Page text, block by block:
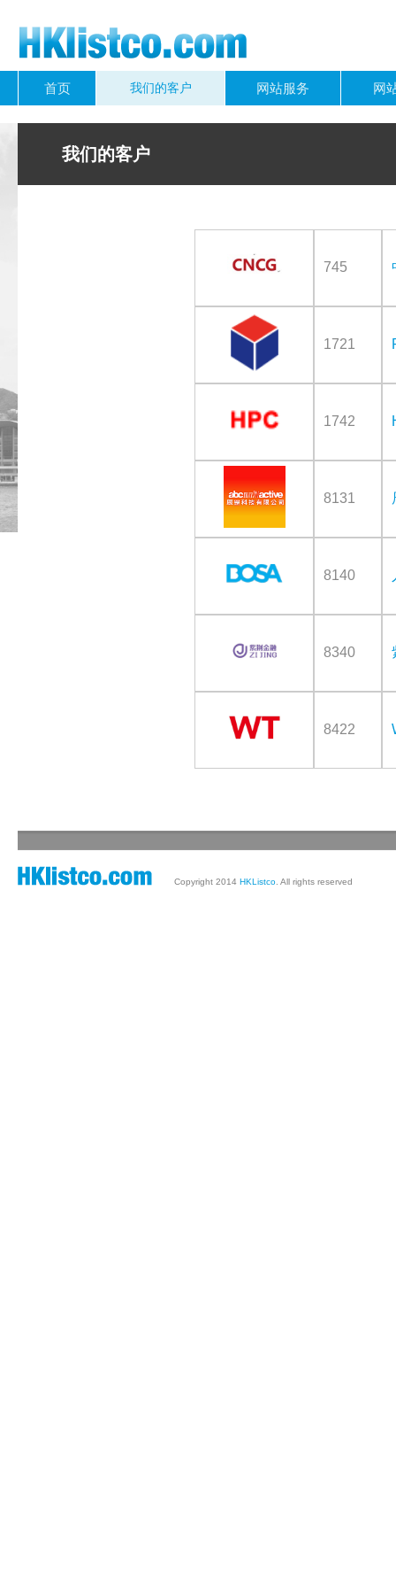
首页 我们的客户 网站服务 网
我们的客户
745
1721
1742
8131
8140
8340
8422
Copyright 2014 HKListco . All rights reserved